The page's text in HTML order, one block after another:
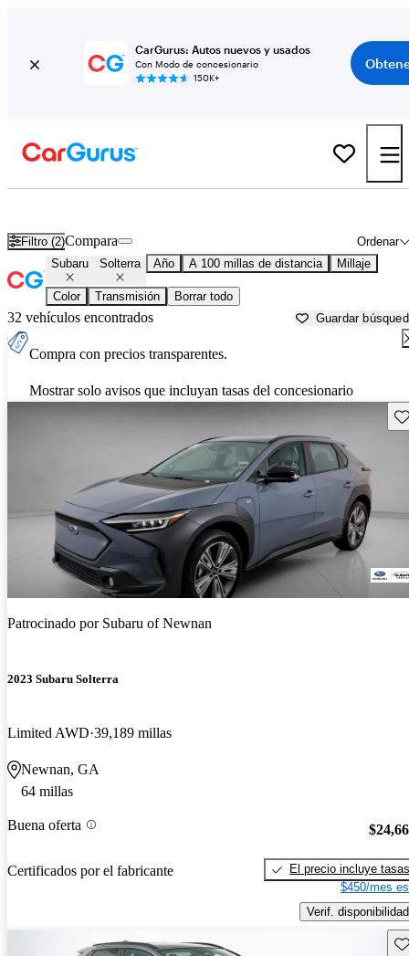
CarGurus: Autos nuevos y usados
Con Modo de concesionario
150K+
Filtro (2) Ordenar
Compara
Subaru Solterra Año A 100 millas de distancia Millaje
Color Transmisión Borrar todo
32 vehículos encontrados Guardar
Compra con precios transparentes.
Mostrar solo avisos que incluyan tasas del concesionario
Patrocinado por Subaru of Newnan
2023 Subaru Solterra
Limited AWD 39,189 millas
Newnan, GA
64 millas
Buena oferta
Certificados por el fabricante
El precio incluye tasas
$450/mes
Verif. disponibilidad